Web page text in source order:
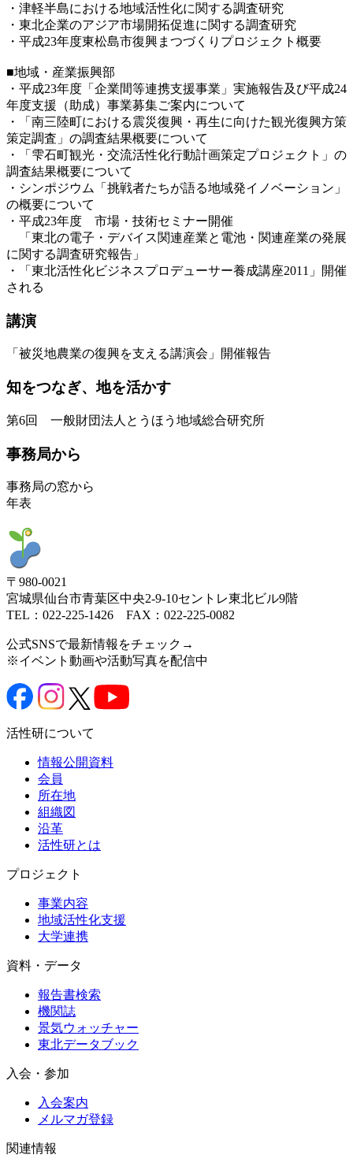
・津軽半島における地域活性化に関する調査研究
・東北企業のアジア市場開拓促進に関する調査研究
・平成23年度東松島市復興まつづくりプロジェクト概要
■地域・産業振興部
・平成23年度「企業間等連携支援事業」実施報告及び平成24
年度支援（助成）事業募集ご案内について
・「南三陸町における震災復興・再生に向けた観光復興方策
策定調査」の調査結果概要について
・「雫石町観光・交流活性化行動計画策定プロジェクト」の
調査結果概要について
・シンポジウム「挑戦者たちが語る地域発イノベーション」
の概要について
・平成23年度 市場・技術セミナー開催
「東北の電子・デバイス関連産業と電池・関連産業の発展
に関する調査研究報告」
・「東北活性化ビジネスプロデューサー養成講座2011」開催
される
講演
「被災地農業の復興を支える講演会」開催報告
知をつなぎ、地を活かす
第6回 一般財団法人とうほう地域総合研究所
事務局から
事務局の窓から
年表
〒980-0021
宮城県仙台市青葉区中央2-9-10セントレ東北ビル9階
TEL：022-225-1426 FAX：022-225-0082
公式SNSで最新情報をチェック→
※イベント動画や活動写真を配信中
活性研について
情報公開資料
会員
所在地
組織図
沿革
活性研とは
プロジェクト
事業内容
地域活性化支援
大学連携
資料・データ
報告書検索
機関誌
景気ウォッチャー
東北データブック
入会・参加
入会案内
メルマガ登録
関連情報